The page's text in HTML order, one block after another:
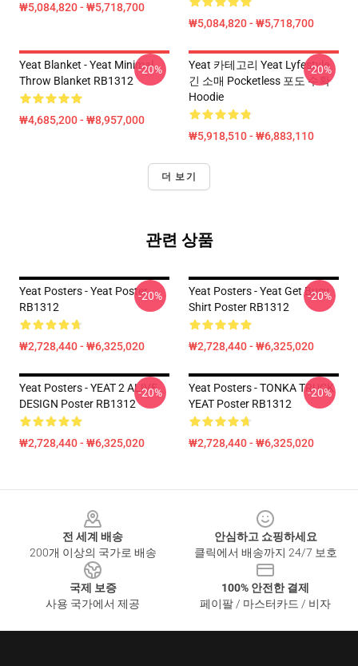
₩5,084,820 - ₩5,718,700
₩5,084,820 - ₩5,718,700
Yeat Blanket - Yeat Minimal
Throw Blanket RB1312
₩4,685,200 - ₩8,957,000
-20%
Yeat 카테고리 Yeat Lyfestyle
긴 소매 Pocketless 포도 수확
Hoodie
₩5,918,510 - ₩6,883,110
-20%
더 보기
관련 상품
Yeat Posters - Yeat Poster
RB1312
₩2,728,440 - ₩6,325,020
-20%
Yeat Posters - Yeat Get Busy
Shirt Poster RB1312
₩2,728,440 - ₩6,325,020
-20%
Yeat Posters - YEAT 2 ALIVE
DESIGN Poster RB1312
₩2,728,440 - ₩6,325,020
-20%
Yeat Posters - TONKA TRUCK
YEAT Poster RB1312
₩2,728,440 - ₩6,325,020
-20%
전 세계 배송
200개 이상의 국가로 배송
안심하고 쇼핑하세요
클릭에서 배송까지 24/7 보호
국제 보증
사용 국가에서 제공
100% 안전한 결제
페이팔 / 마스터카드 / 비자